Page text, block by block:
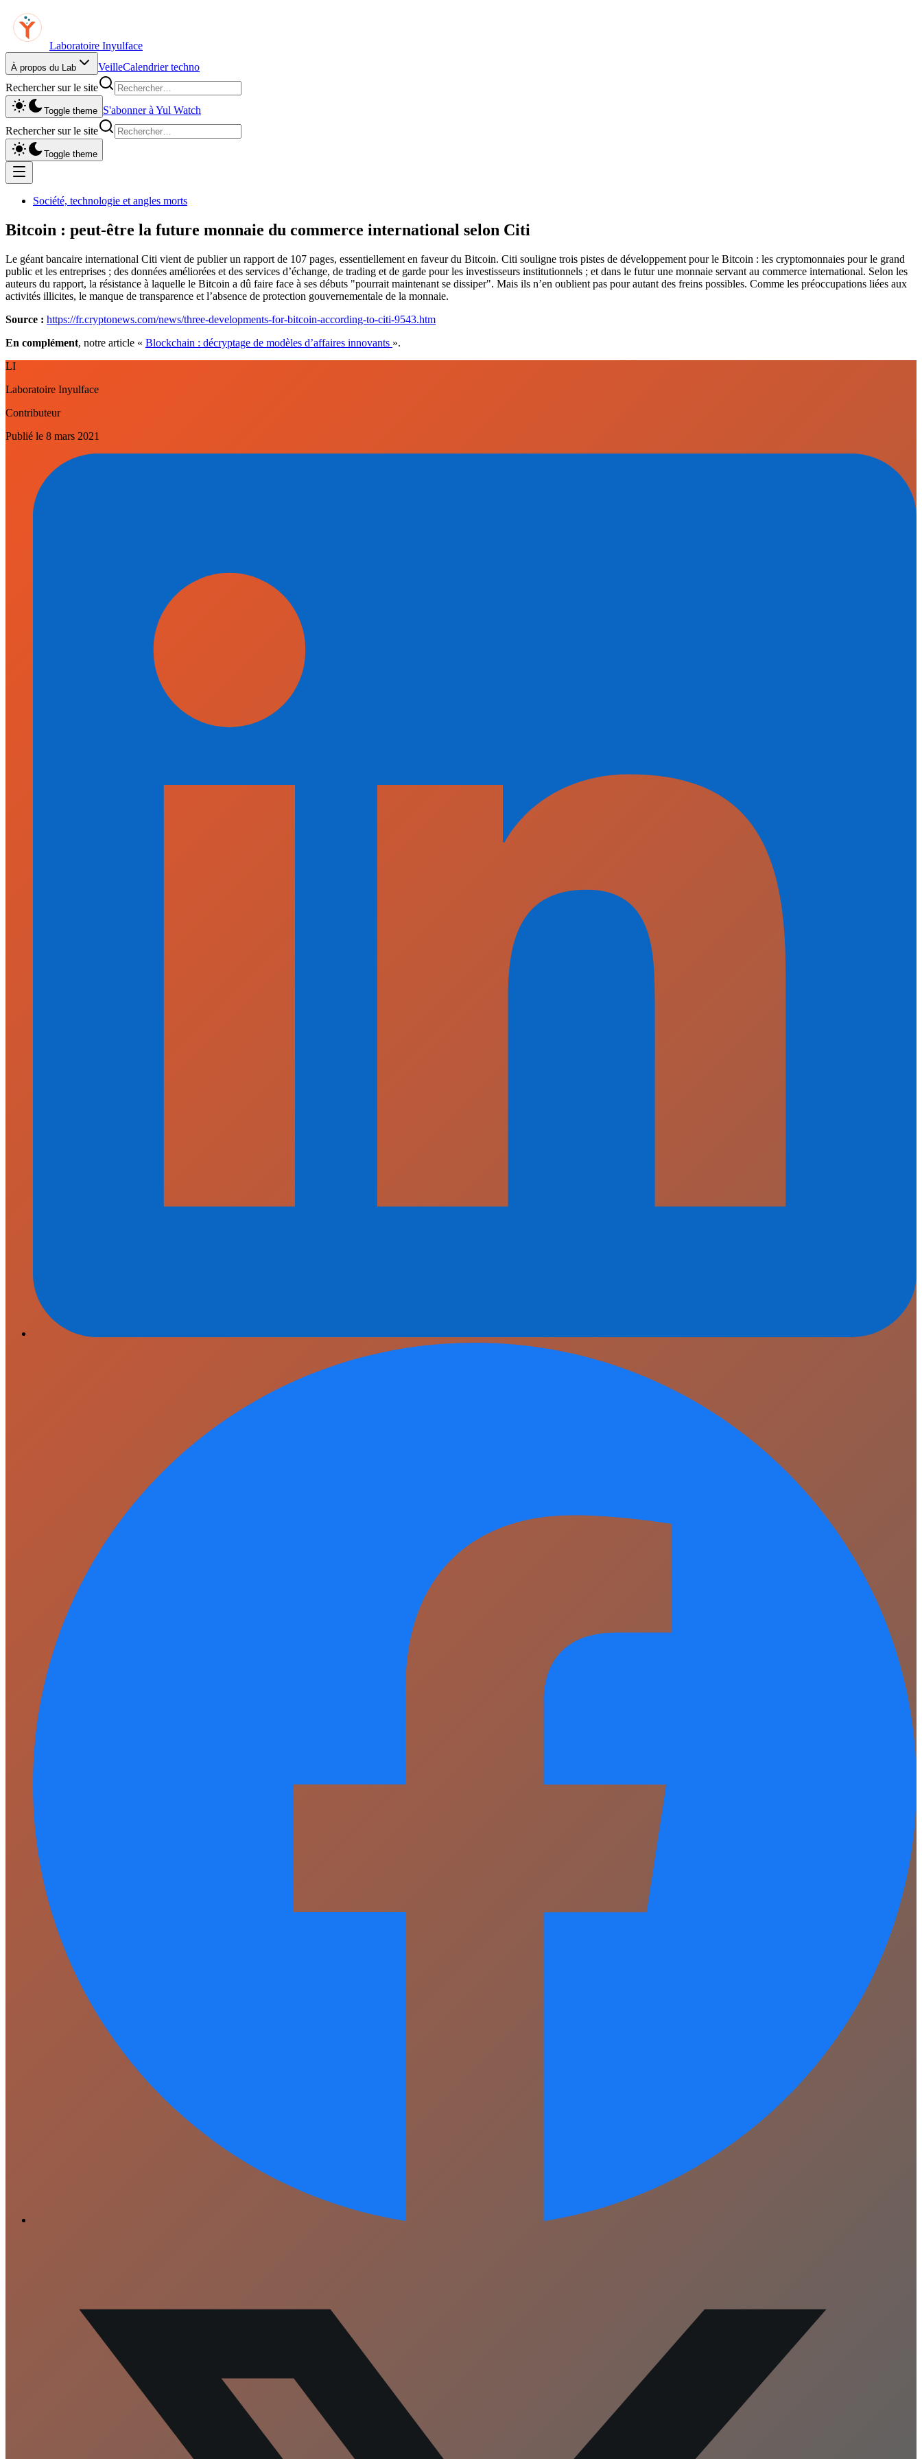
Laboratoire Inyulface
À propos du Lab VeilleCalendrier techno
Rechercher sur le site
Toggle theme S'abonner à Yul Watch
Rechercher sur le site
Toggle theme
Société, technologie et angles morts
Bitcoin : peut-être la future monnaie du commerce international selon Citi
Le géant bancaire international Citi vient de publier un rapport de 107 pages, essentiellement en faveur du Bitcoin. Citi souligne trois pistes de développement pour le Bitcoin : les cryptomonnaies pour le grand
public et les entreprises ; des données améliorées et des services d’échange, de trading et de garde pour les investisseurs institutionnels ; et dans le futur une monnaie servant au commerce international. Selon les
auteurs du rapport, la résistance à laquelle le Bitcoin a dû faire face à ses débuts "pourrait maintenant se dissiper". Mais ils n’en oublient pas pour autant des freins possibles. Comme les préoccupations liées aux
activités illicites, le manque de transparence et l’absence de protection gouvernementale de la monnaie.
Source : https://fr.cryptonews.com/news/three-developments-for-bitcoin-according-to-citi-9543.htm
En complément, notre article « Blockchain : décryptage de modèles d’affaires innovants ».
LI
Laboratoire Inyulface
Contributeur
Publié le 8 mars 2021